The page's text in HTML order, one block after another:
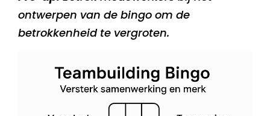
ontwerpen van de bingo om de
betrokkenheid te vergroten.